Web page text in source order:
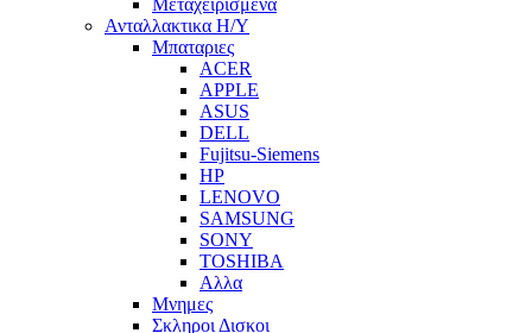
Μεταχειρισμενα
Ανταλλακτικα H/Y
Μπαταριες
ACER
APPLE
ASUS
DELL
Fujitsu-Siemens
HP
LENOVO
SAMSUNG
SONY
TOSHIBA
Αλλα
Μνημες
Σκληροι Δισκοι